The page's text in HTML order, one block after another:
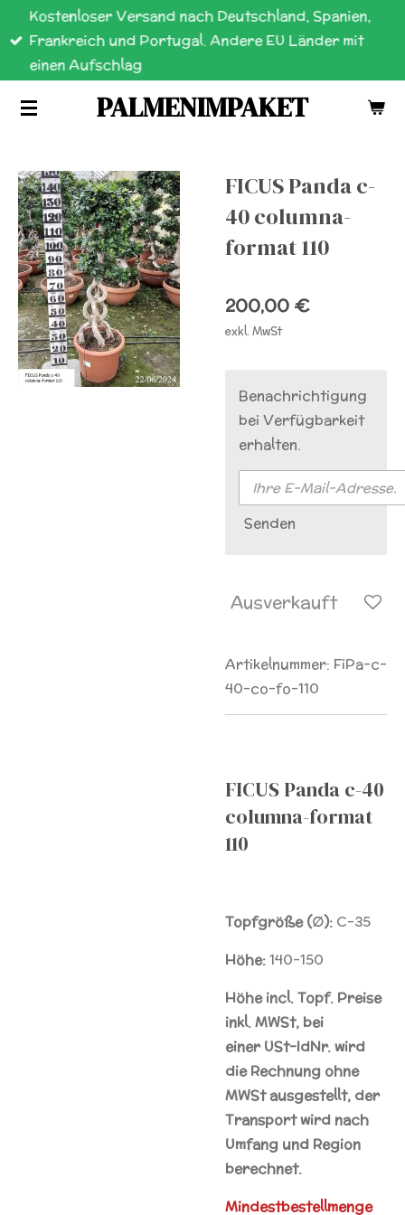
Zum
Hauptinhalt
springen
PALMENIMPAKET
Kostenloser Versand nach Deutschland, Spanien,
Frankreich und Portugal. Andere EU Länder mit
einen Aufschlag
FICUS Panda c-
40 columna-
format 110
200,00 €
exkl. MwSt
Benachrichtigung
bei Verfügbarkeit
erhalten.
Senden
Ausverkauft
Artikelnummer: FiPa-c-
40-co-fo-110
FICUS Panda c-40
columna-format
110
Topfgröße (∅): C-35
Höhe:140-150
Höhe incl. Topf. Preise
inkl. MWSt, bei
einerUSt-IdNr.wird
die Rechnung ohne
MWSt ausgestellt, der
Transport wird nach
Umfang und Region
berechnet.
Mindestbestellmenge